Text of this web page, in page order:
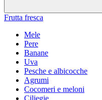
Frutta fresca
Mele
Pere
Banane
Uva
Pesche e albicocche
Agrumi
Cocomeri e meloni
Ciliegie